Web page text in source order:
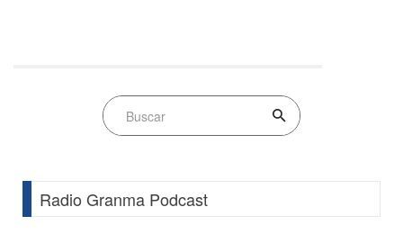
Radio Granma Podcast